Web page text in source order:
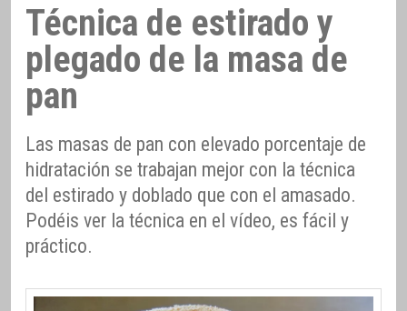
Técnica de estirado y
plegado de la masa de
pan
Las masas de pan con elevado porcentaje de
hidratación se trabajan mejor con la técnica
del estirado y doblado que con el amasado.
Podéis ver la técnica en el vídeo, es fácil y
práctico.